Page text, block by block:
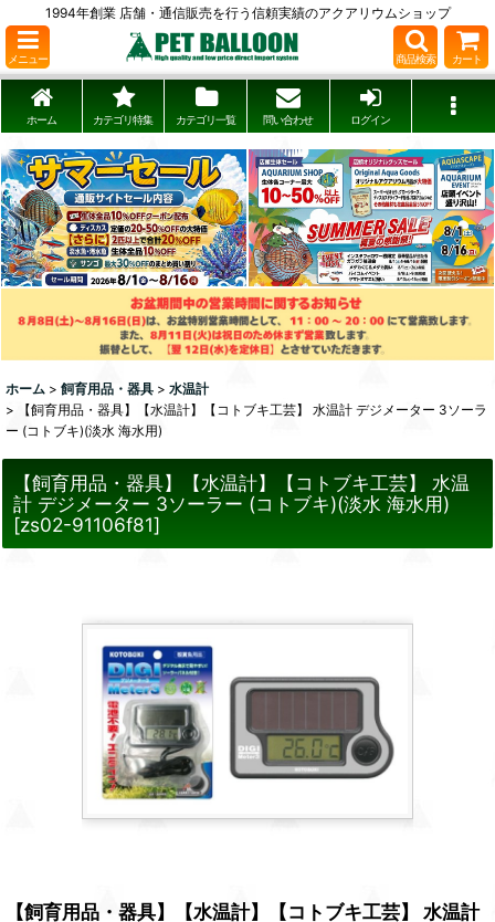
1994年創業 店舗・通信販売を行う信頼実績のアクアリウムショップ
メニュー 商品検索 カート
ホーム カテゴリ特集 カテゴリ一覧 問い合わせ ログイン
ホーム > 飼育用品・器具 > 水温計
>
【飼育用品・器具】【水温計】【コトブキ工芸】 水温計 デジメーター 3ソーラ
ー (コトブキ)(淡水 海水用)
【飼育用品・器具】【水温計】【コトブキ工芸】 水温
計 デジメーター 3ソーラー (コトブキ)(淡水 海水用)
[zs02-91106f81]
【飼育用品・器具】【水温計】【コトブキ工芸】 水温計